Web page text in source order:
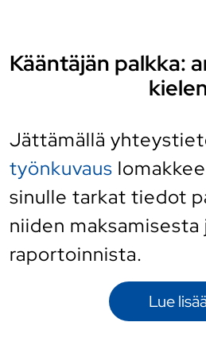
Kääntäjän palkka:
Jättämällä
työnkuvaus
sinulle tarkat tiedot
niiden maksamisesta
raportoinnista.
Lue